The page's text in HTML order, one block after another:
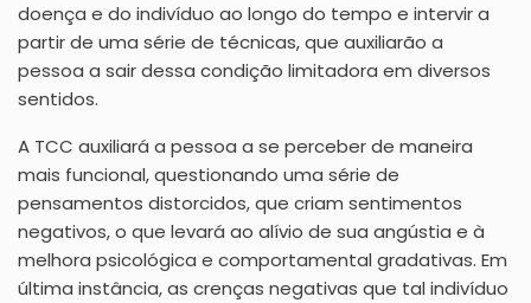
doença e do indivíduo ao longo do tempo e intervir a
partir de uma série de técnicas, que auxiliarão a
pessoa a sair dessa condição limitadora em diversos
sentidos.
A TCC auxiliará a pessoa a se perceber de maneira
mais funcional, questionando uma série de
pensamentos distorcidos, que criam sentimentos
negativos, o que levará ao alívio de sua angústia e à
melhora psicológica e comportamental gradativas. Em
última instância, as crenças negativas que tal indivíduo